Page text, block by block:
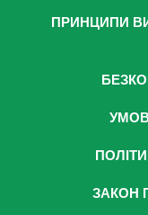
ПРИНЦИПИ
ЗАКОН